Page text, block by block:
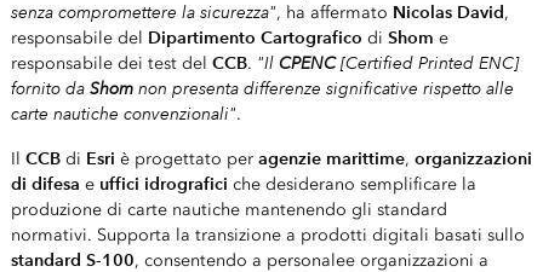
senza compromettere la sicurezza", ha affermato Nicolas David,
responsabile del Dipartimento Cartografico di Shom e
responsabile dei test del CCB. "Il CPENC[Certified Printed ENC]
fornito da Shomnon presenta differenze significative rispetto alle
carte nautiche convenzionali".
Il CCBdi Esri è progettato per agenzie marittime, organizzazioni
di difesa e uffici idrografici che desiderano semplificare la
produzione di carte nautiche mantenendo gli standard
normativi. Supporta la transizione a prodotti digitali basati sullo
standard S-100, consentendo a personalee organizzazioni a